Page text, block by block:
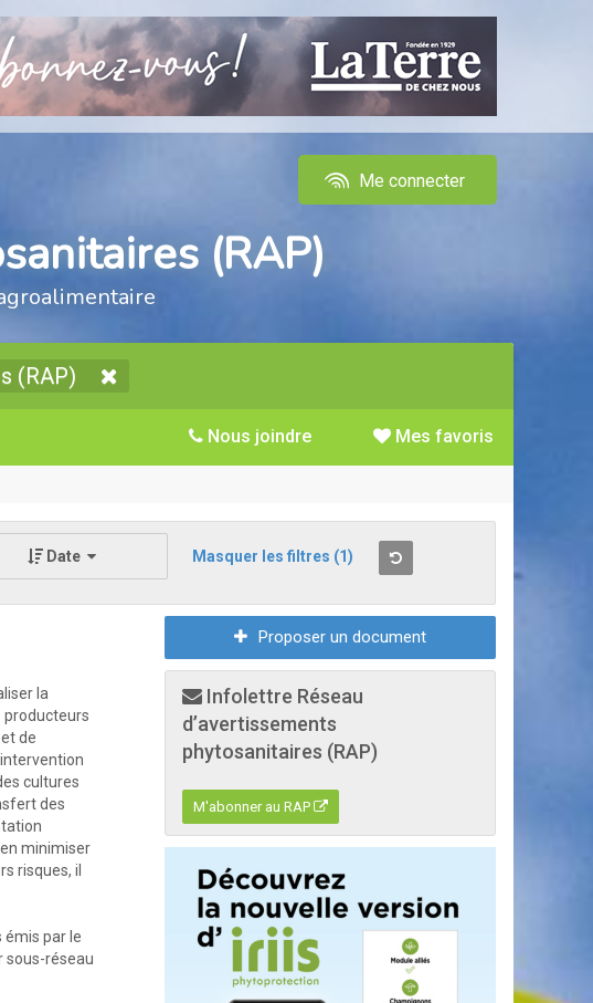
Me connecter
(RAP)
(RAP)
Mes favoris
Nous joindre
Date Masquer les filtres (1)
la
producteurs
de
cultures
des
minimiser
risques, il
émis par le
sous-réseau
Proposer un document
Infolettre Réseau
d’avertissements
phytosanitaires (RAP)
M'abonner au RAP